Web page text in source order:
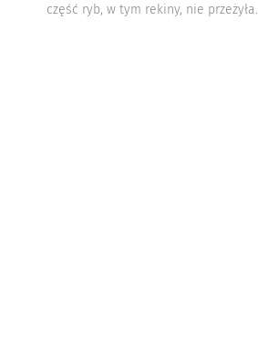
część ryb, w tym rekiny, nie przeżyła.